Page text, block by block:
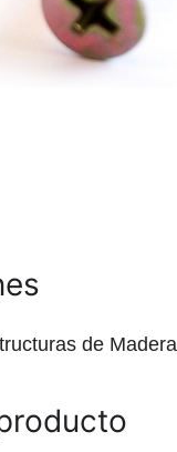
de Madera